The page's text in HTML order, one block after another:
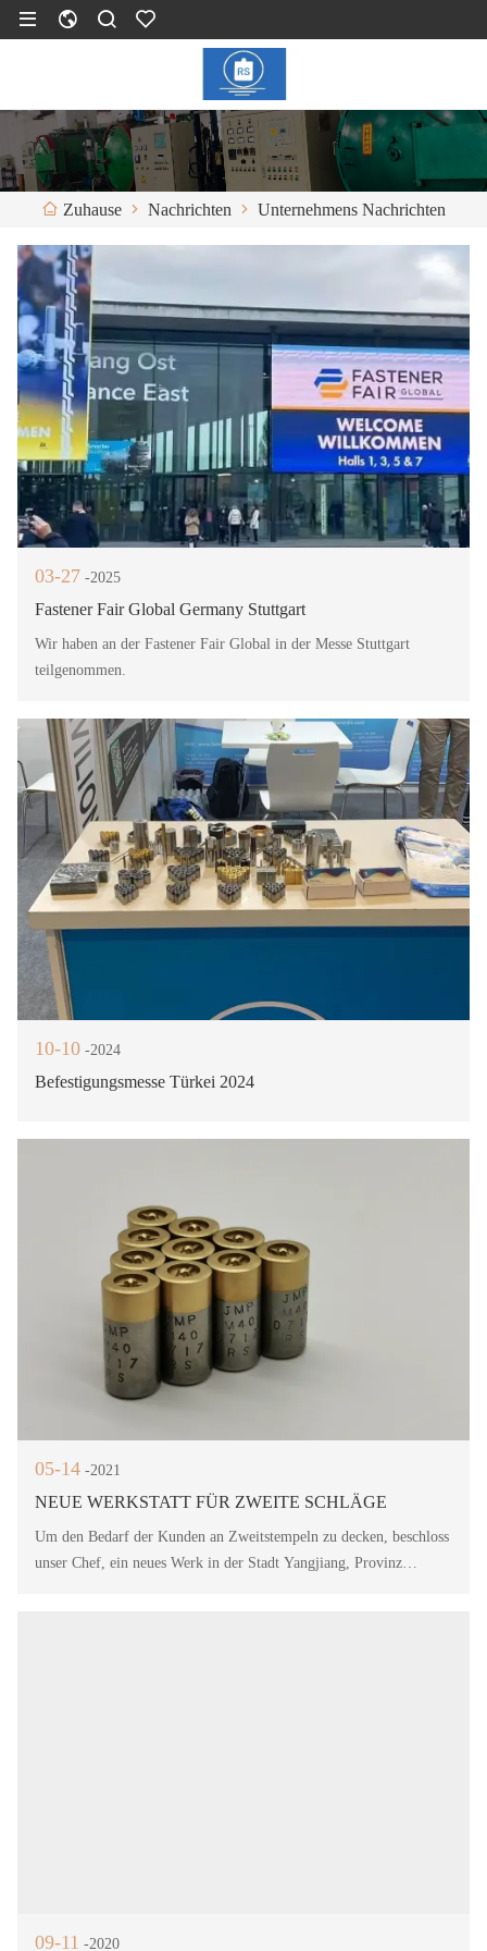
Zuhause Nachrichten Unternehmens Nachrichten
03-27 -2025
Fastener Fair Global Germany Stuttgart
Wir haben an der Fastener Fair Global in der Messe Stuttgart
teilgenommen.
10-10 -2024
Befestigungsmesse Türkei 2024
05-14 -2021
NEUE WERKSTATT FÜR ZWEITE SCHLÄGE
Um den Bedarf der Kunden an Zweitstempeln zu decken, beschloss
unser Chef, ein neues Werk in der Stadt Yangjiang, Provinz
09-11 -2020